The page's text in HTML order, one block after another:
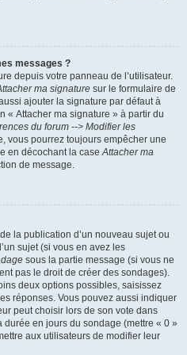
messages ?
depuis votre panneau de l’utilisateur.
ma signature sur le formulaire de
ajouter la signature par défaut à
« Attacher ma signature » à partir du
du forum --> Modifier les
vous pourrez toujours empêcher une
en décochant la caseAttacher ma
de message.
la publication d’un nouveau sujet ou
sujet (si vous en avez les
sous la partie message (si vous ne
pas le droit de créer des sondages).
deux options possibles, saisissez
réponses. Vous pouvez aussi indiquer
peut choisir lors de son vote dans
durée en jours du sondage (mettre « 0 »
aux utilisateurs de modifier leur